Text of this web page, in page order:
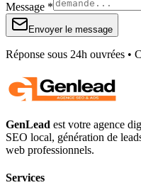
Message *
Envoyer le message
Réponse sous 24h ouvrées •
GenLead est votre agence
SEO local, génération de
web professionnels.
Services